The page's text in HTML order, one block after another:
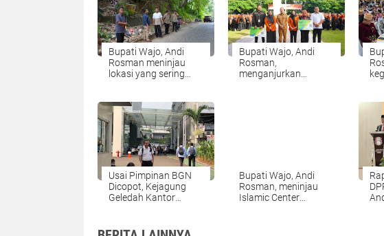
Bupati Wajo, Andi
Rosman meninjau
lokasi yang sering
Sengkang, Kabupaten
Wajo
Bupati Wajo, Andi
Rosman,
menganjurkan
dilaksanakan oleh
Badan Pusat Statistik
(BPS).
Usai Pimpinan BGN
Dicopot, Kejagung
Geledah Kantor
Bupati Wajo, Andi
Rosman, meninjau
Islamic Center